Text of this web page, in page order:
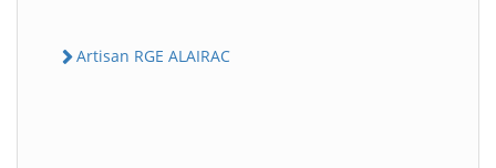
Artisan RGE ALAIRAC